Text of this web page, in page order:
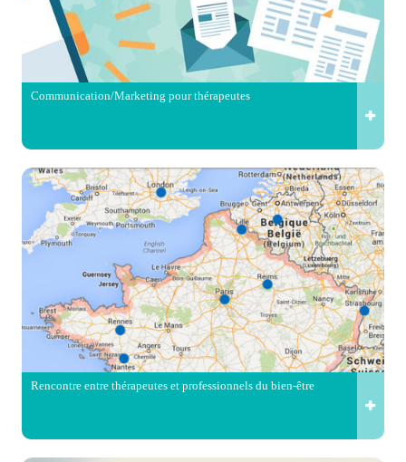
Communication/Marketing pour thérapeutes
Rencontre entre thérapeutes et professionnels du bien-être